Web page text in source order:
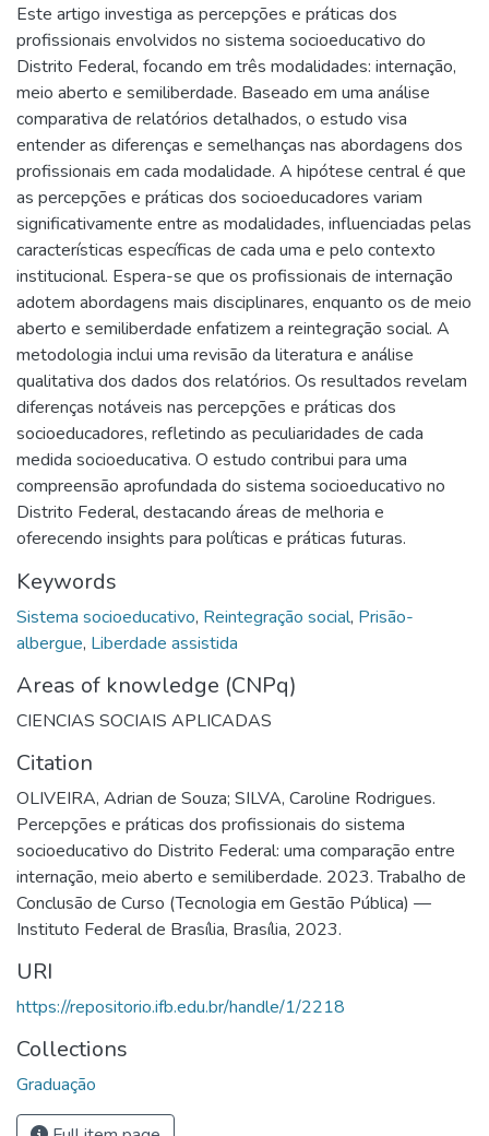
Este artigo investiga as percepções e práticas dos
profissionais envolvidos no sistema socioeducativo do
Distrito Federal, focando em três modalidades: internação,
meio aberto e semiliberdade. Baseado em uma análise
comparativa de relatórios detalhados, o estudo visa
entender as diferenças e semelhanças nas abordagens dos
profissionais em cada modalidade. A hipótese central é que
as percepções e práticas dos socioeducadores variam
significativamente entre as modalidades, influenciadas pelas
características específicas de cada uma e pelo contexto
institucional. Espera-se que os profissionais de internação
adotem abordagens mais disciplinares, enquanto os de meio
aberto e semiliberdade enfatizem a reintegração social. A
metodologia inclui uma revisão da literatura e análise
qualitativa dos dados dos relatórios. Os resultados revelam
diferenças notáveis nas percepções e práticas dos
socioeducadores, refletindo as peculiaridades de cada
medida socioeducativa. O estudo contribui para uma
compreensão aprofundada do sistema socioeducativo no
Distrito Federal, destacando áreas de melhoria e
oferecendo insights para políticas e práticas futuras.
Keywords
Sistema socioeducativo, Reintegração social, Prisão-
albergue, Liberdade assistida
Areas of knowledge (CNPq)
CIENCIAS SOCIAIS APLICADAS
Citation
OLIVEIRA, Adrian de Souza; SILVA, Caroline Rodrigues.
Percepções e práticas dos profissionais do sistema
socioeducativo do Distrito Federal: uma comparação entre
internação, meio aberto e semiliberdade. 2023. Trabalho de
Conclusão de Curso (Tecnologia em Gestão Pública) —
Instituto Federal de Brasília, Brasília, 2023.
URI
https://repositorio.ifb.edu.br/handle/1/2218
Collections
Graduação